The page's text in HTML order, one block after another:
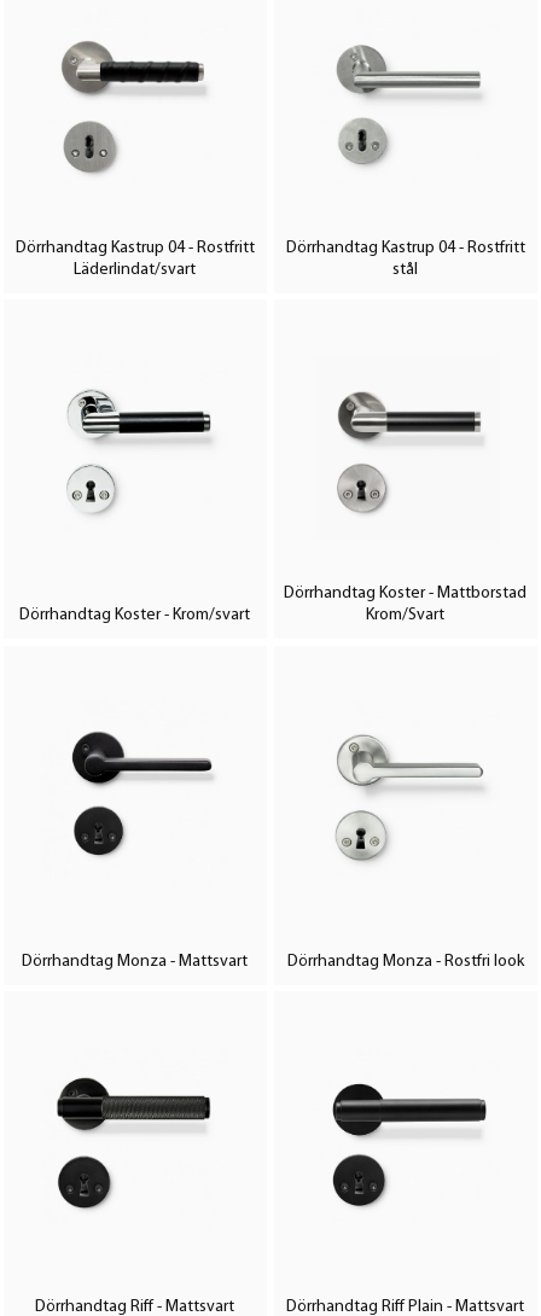
Dörrhandtag Kastrup 04 - Rostfritt
Läderlindat/svart
Dörrhandtag Kastrup 04 - Rostfritt
stål
Dörrhandtag Koster - Krom/svart
Dörrhandtag Koster - Mattborstad
Krom/Svart
Dörrhandtag Monza - Mattsvart Dörrhandtag Monza - Rostfri look
Dörrhandtag Riff - Mattsvart Dörrhandtag Riff Plain - Mattsvart